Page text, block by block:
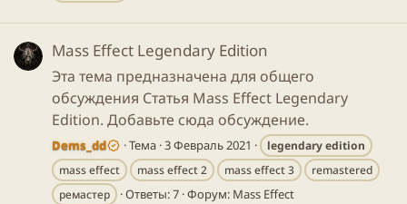
Mass Effect Legendary Edition
Эта тема предназначена для общего
обсуждения Статья Mass Effect Legendary
Edition. Добавьте сюда обсуждение.
Dems_dd Тема 3 Февраль 2021 legendaryedition
mass effect
mass effect 2 mass effect 3
remastered
ремастер
Ответы: 7 Форум: Mass Effect